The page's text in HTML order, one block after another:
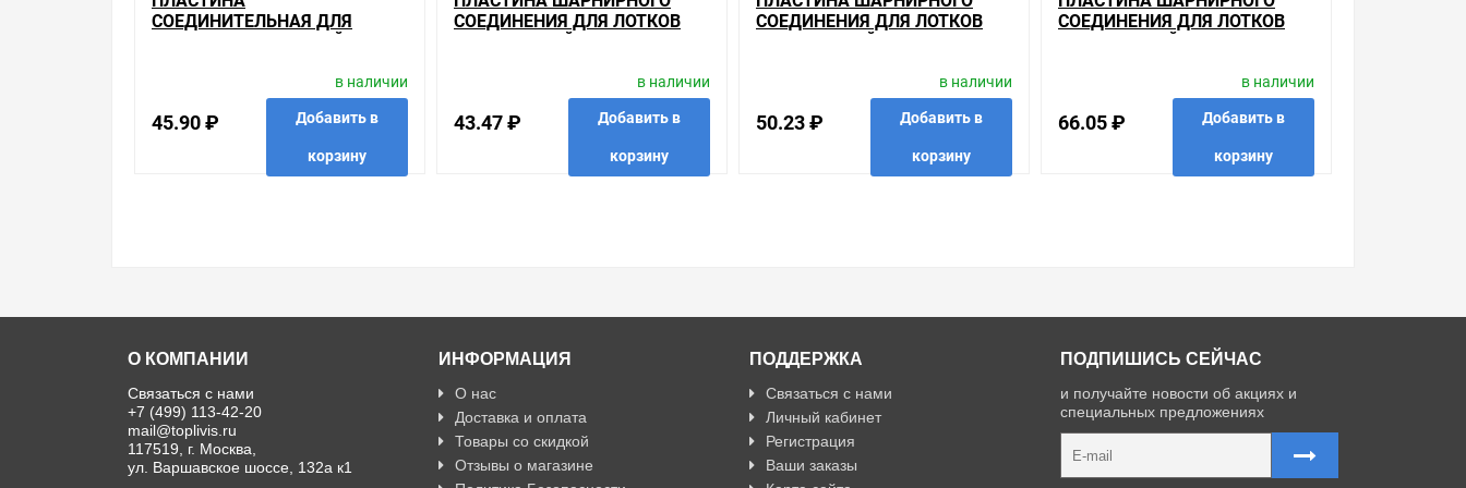
СОЕДИНИТЕЛЬНАЯ ДЛЯ
45.90 ₽
в наличии
Добавить в
корзину
СОЕДИНЕНИЯ ДЛЯ ЛОТКОВ
43.47 ₽
в наличии
Добавить в
корзину
СОЕДИНЕНИЯ ДЛЯ ЛОТКОВ
50.23 ₽
в наличии
Добавить в
корзину
СОЕДИНЕНИЯ ДЛЯ ЛОТКОВ
66.05 ₽
в наличии
Добавить в
корзину
О КОМПАНИИ
Связаться с нами
+7 (499) 113-42-20
mail@toplivis.ru
117519, г. Москва,
ул. Варшавское шоссе, 132а к1
ИНФОРМАЦИЯ
О нас
Доставка и оплата
Товары со скидкой
Отзывы о магазине
ПОДДЕРЖКА
Связаться с нами
Личный кабинет
Регистрация
Ваши заказы
ПОДПИШИСЬ СЕЙЧАС
и получайте новости об акциях и
специальных предложениях